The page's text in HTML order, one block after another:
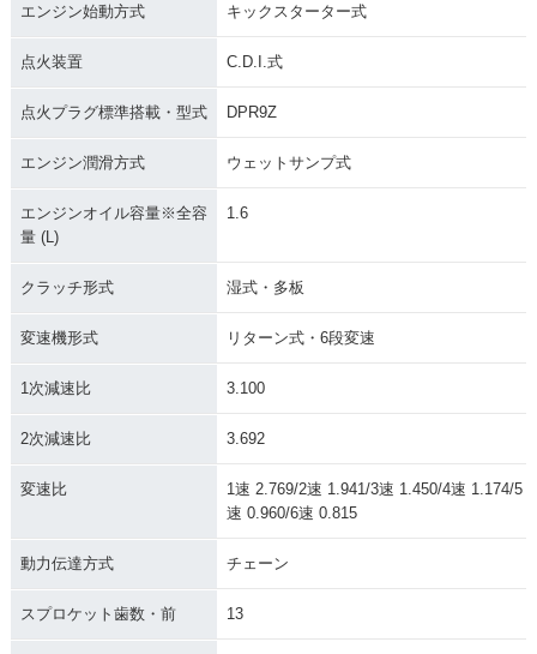
エンジン始動方式 キックスターター式
点火装置 C.D.I.式
点火プラグ標準搭載・型式 DPR9Z
エンジン潤滑方式 ウェットサンプ式
エンジンオイル容量※全容
量 (L)
1.6
クラッチ形式 湿式・多板
変速機形式 リターン式・6段変速
1次減速比 3.100
2次減速比 3.692
変速比
1速 2.769/2速 1.941/3速 1.450/4速 1.174/5
速 0.960/6速 0.815
動力伝達方式 チェーン
スプロケット歯数・前 13